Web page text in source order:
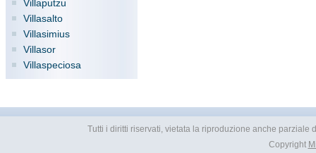
Villaputzu
Villasalto
Villasimius
Villasor
Villaspeciosa
Tutti i diritti riservati, vietata la riproduzione anche
Copyright